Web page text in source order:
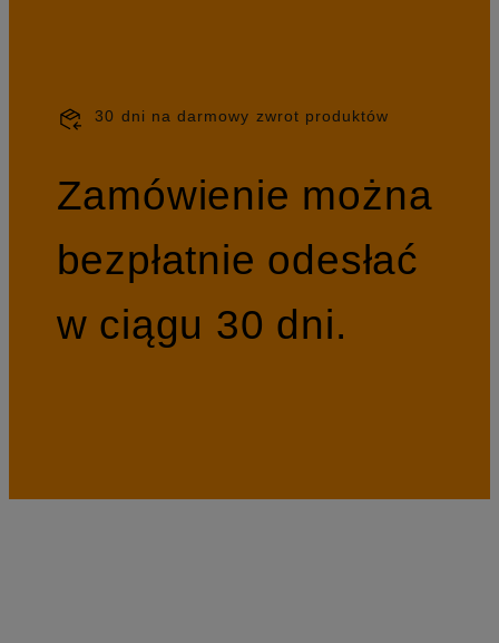
30 dni na darmowy zwrot produktów
Zamówienie można
bezpłatnie odesłać
w ciągu 30 dni.